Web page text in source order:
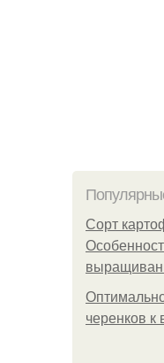
Сорт
черенков к